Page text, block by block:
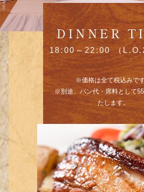
DINNER
18:00～22:00 （
※価格は全て税込みです
※別途、パン代・席料として
たします。